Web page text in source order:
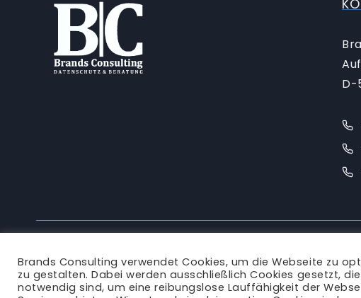
EINE
ZUR
SELBSTANZEIGE?
D-
Brands Consulting verwendet Cookies, um die Webseite zu
zu gestalten. Dabei werden ausschließlich Cookies gesetzt,
notwendig sind, um eine reibungslose Lauffähigkeit der